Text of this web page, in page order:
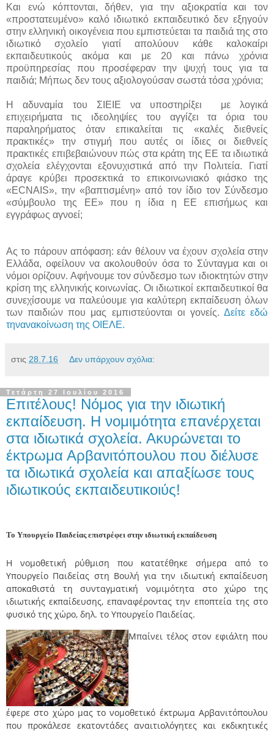
Και ενώ κόπτονται, δήθεν, για την αξιοκρατία και τον
«προστατευμένο» καλό ιδιωτικό εκπαιδευτικό δεν εξηγούν
στην ελληνική οικογένεια που εμπιστεύεται τα παιδιά της στο
ιδιωτικό σχολείο γιατί απολύουν κάθε καλοκαίρι
εκπαιδευτικούς ακόμα και με 20 και πάνω χρόνια
προϋπηρεσίας που προσέφεραν την ψυχή τους για τα
παιδιά; Μήπως δεν τους αξιολογούσαν σωστά τόσα χρόνια;
Η αδυναμία του ΣΙΕΙΕ να υποστηρίξει με λογικά
επιχειρήματα τις ιδεοληψίες του αγγίζει τα όρια του
παραληρήματος όταν επικαλείται τις «καλές διεθνείς
πρακτικές» την στιγμή που αυτές οι ίδιες οι διεθνείς
πρακτικές επιβεβαιώνουν πώς στα κράτη της ΕΕ τα ιδιωτικά
σχολεία ελέγχονται εξονυχιστικά από την Πολιτεία. Γιατί
άραγε κρύβει προσεκτικά το επικοινωνιακό φιάσκο της
«ECNAIS», την «βαπτισμένη» από τον ίδιο τον Σύνδεσμο
«σύμβουλο της ΕΕ» που η ίδια η ΕΕ επισήμως και
εγγράφως αγνοεί;
Ας το πάρουν απόφαση: εάν θέλουν να έχουν σχολεία στην
Ελλάδα, οφείλουν να ακολουθούν όσα το Σύνταγμα και οι
νόμοι ορίζουν. Αφήνουμε τον σύνδεσμο των ιδιοκτητών στην
κρίση της ελληνικής κοινωνίας. Οι ιδιωτικοί εκπαιδευτικοί θα
συνεχίσουμε να παλεύουμε για καλύτερη εκπαίδευση όλων
των παιδιών που μας εμπιστεύονται οι γονείς. Δείτε εδώ
τηνανακοίνωση της ΟΙΕΛΕ.
στις 28.7.16 Δεν υπάρχουν σχόλια:
Τετάρτη 27 Ιουλίου 2016
Επιτέλους! Νόμος για την ιδιωτική
εκπαίδευση. Η νομιμότητα επανέρχεται
στα ιδιωτικά σχολεία. Ακυρώνεται το
έκτρωμα Αρβανιτόπουλου που διέλυσε
τα ιδιωτικά σχολεία και απαξίωσε τους
ιδιωτικούς εκπαιδευτικοιύς!
Το Υπουργείο Παιδείας επιστρέφει στην ιδιωτική εκπαίδευση
Η νομοθετική ρύθμιση που κατατέθηκε σήμερα από το
Υπουργείο Παιδείας στη Βουλή για την ιδιωτική εκπαίδευση
αποκαθιστά τη συνταγματική νομιμότητα στο χώρο της
ιδιωτικής εκπαίδευσης, επαναφέροντας την εποπτεία της στο
φυσικό της χώρο, δηλ. το Υπουργείο Παιδείας.
Μπαίνει τέλος στον εφιάλτη που
έφερε στο χώρο μας το νομοθετικό έκτρωμα Αρβανιτόπουλου
που προκάλεσε εκατοντάδες αναιτιολόγητες και εκδικητικές